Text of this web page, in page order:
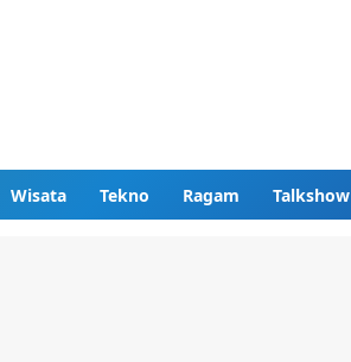
Wisata Tekno Ragam Talkshow